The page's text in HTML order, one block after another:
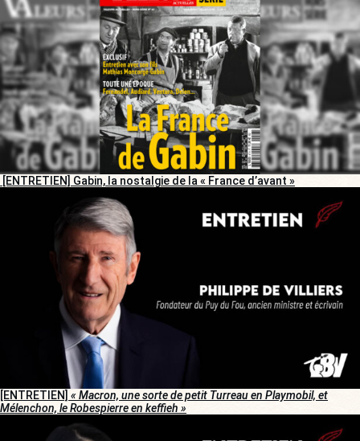
[ENTRETIEN] Gabin, la nostalgie de la « France d’avant »
[ENTRETIEN] « Macron, une sorte de petit Turreau en Playmobil, et
Mélenchon, le Robespierre en keffieh »